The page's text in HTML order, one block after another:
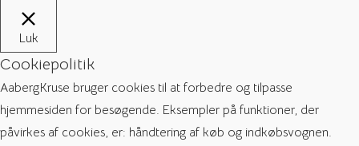
Luk
Cookiepolitik
AabergKruse bruger cookies til at forbedre og tilpasse
hjemmesiden for besøgende. Eksempler på funktioner, der
påvirkes af cookies, er: håndtering af køb og indkøbsvognen.